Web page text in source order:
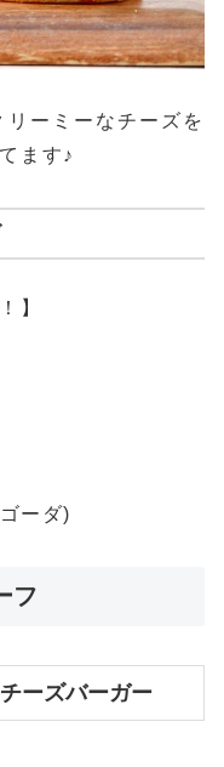
ーミーなチーズを
ます♪
】
ーダ)
フ
ーズバーガー